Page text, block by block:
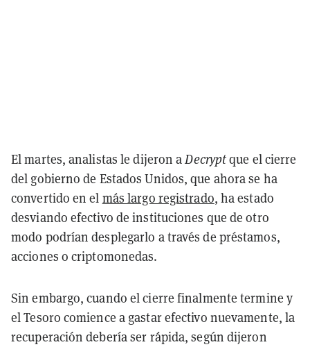
El martes, analistas le dijeron aDecryptque el cierre
del gobierno de Estados Unidos, que ahora se ha
convertido en el más largo registrado, ha estado
desviando efectivo de instituciones que de otro
modo podrían desplegarlo a través de préstamos,
acciones o criptomonedas.
Sin embargo, cuando el cierre finalmente termine y
el Tesoro comience a gastar efectivo nuevamente, la
recuperación debería ser rápida, según dijeron